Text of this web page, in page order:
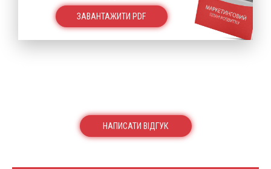
ЗАВАНТАЖИТИ PDF
НАПИСАТИ ВІДГУК